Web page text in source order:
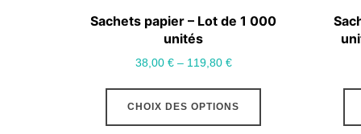
Sachets papier – Lot de 1 000
unités
38,00 €– 119,80 €
CHOIX DES OPTIONS
Ce